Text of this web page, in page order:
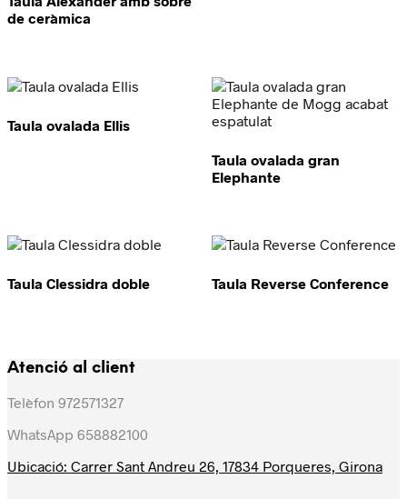
de ceràmica
Taula ovalada Ellis
Taula ovalada gran
Elephante
Taula Clessidra doble Taula Reverse Conference
Atenció al client
Telèfon 972571327
WhatsApp 658882100
Ubicació: Carrer Sant Andreu 26, 17834 Porqueres, Girona